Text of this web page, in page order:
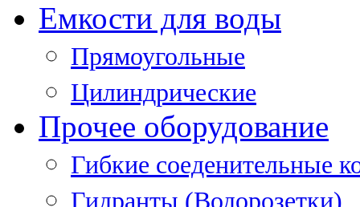
Емкости для воды
Прямоугольные
Цилиндрические
Прочее оборудование
Гибкие соеденительные
Гидранты (Водорозетки)